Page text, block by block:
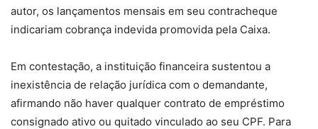
autor, os lançamentos mensais em seu contracheque
indicariam cobrança indevida promovida pela Caixa.
Em contestação, a instituição financeira sustentou a
inexistência de relação jurídica com o demandante,
afirmando não haver qualquer contrato de empréstimo
consignado ativo ou quitado vinculado ao seu CPF. Para